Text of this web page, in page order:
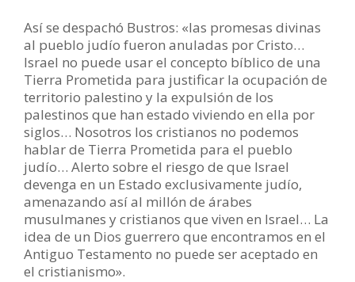
Así se despachó Bustros: «las promesas divinas
al pueblo judío fueron anuladas por Cristo…
Israel no puede usar el concepto bíblico de una
Tierra Prometida para justificar la ocupación de
territorio palestino y la expulsión de los
palestinos que han estado viviendo en ella por
siglos… Nosotros los cristianos no podemos
hablar de Tierra Prometida para el pueblo
judío… Alerto sobre el riesgo de que Israel
devenga en un Estado exclusivamente judío,
amenazando así al millón de árabes
musulmanes y cristianos que viven en Israel… La
idea de un Dios guerrero que encontramos en el
Antiguo Testamento no puede ser aceptado en
el cristianismo».